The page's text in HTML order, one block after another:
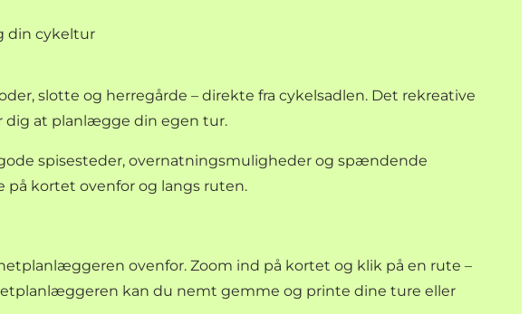
din cykeltur
slotte og herregårde – direkte fra cykelsadlen. Det rekreative
dig at planlægge din egen tur.
spisesteder, overnatningsmuligheder og spændende
kortet ovenfor og langs ruten.
ovenfor. Zoom ind på kortet og klik på en rute –
kan du nemt gemme og printe dine ture eller